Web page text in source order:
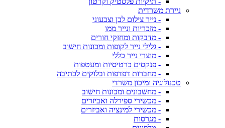
ניירת משרדית
- נייר צילום לבן וצבעוני
- מזכריות ונייר ממו
- מדבקות ומחזקי חורים
- גלילי נייר לקופות ומכונות חישוב
- מוצרי נייר כללי
- פנקסים כרטיסיות ומעטפות
- מחברות דפדפות ובלוקים לכתיבה
טכנולוגיה ומיכון משרדי
- מחשבונים ומכונות חישוב
- מכשירי ספירלה ואביזרים
- מכשירי למינציה ואביזרים
- מגרסות